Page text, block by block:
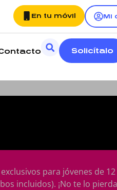
En tu móvil Mi
Solicítalo
para jóvenes de 12
incluidos). ¡No te lo